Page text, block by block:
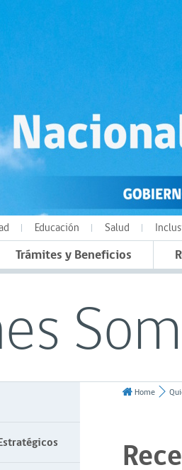
Educación Salud
Trámites y Beneficios
Home